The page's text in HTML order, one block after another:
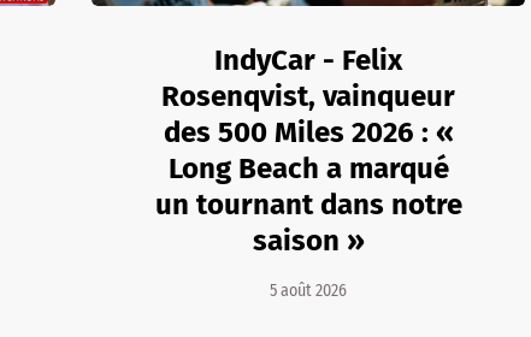
IndyCar - Felix
Rosenqvist, vainqueur
des 500 Miles 2026 : «
Long Beach a marqué
un tournant dans notre
saison »
5 août 2026